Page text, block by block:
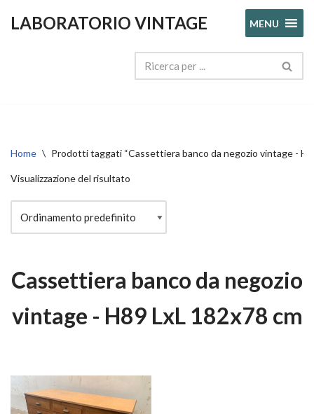
LABORATORIO VINTAGE MENU
Home \ Prodotti taggati “Cassettiera banco da negozio vintage -
Visualizzazione del risultato
Cassettiera banco da negozio
vintage - H89 LxL 182x78 cm